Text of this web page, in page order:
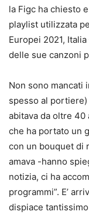
la Figc ha chiesto
playlist utilizzata
Europei 2021,
delle sue canzoni
Non sono mancati
spesso al
abitava da oltre 40
che ha portato un
con un bouquet di
amava -hanno
notizia, ci ha
programmi”. E’
dispiace